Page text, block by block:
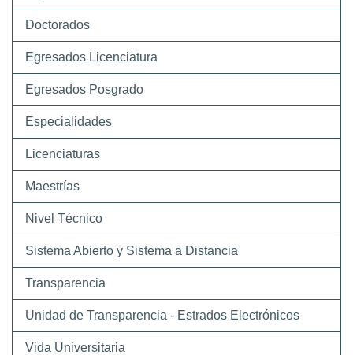
Doctorados
Egresados Licenciatura
Egresados Posgrado
Especialidades
Licenciaturas
Maestrías
Nivel Técnico
Sistema Abierto y Sistema a Distancia
Transparencia
Unidad de Transparencia - Estrados Electrónicos
Vida Universitaria